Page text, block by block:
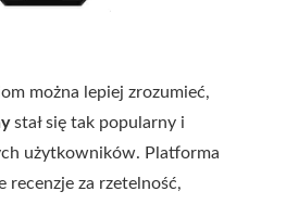
można lepiej zrozumieć,
stał się tak popularny i
użytkowników. Platforma
recenzje za rzetelność,